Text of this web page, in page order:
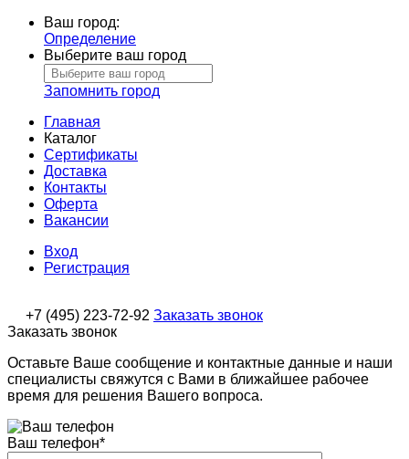
Ваш город:
Определение
Выберите ваш город
Запомнить город
Главная
Каталог
Сертификаты
Доставка
Контакты
Оферта
Вакансии
Вход
Регистрация
+7 (495) 223-72-92 Заказать звонок
Заказать звонок
Оставьте Ваше сообщение и контактные данные и наши
специалисты свяжутся с Вами в ближайшее рабочее
время для решения Вашего вопроса.
Ваш телефон*